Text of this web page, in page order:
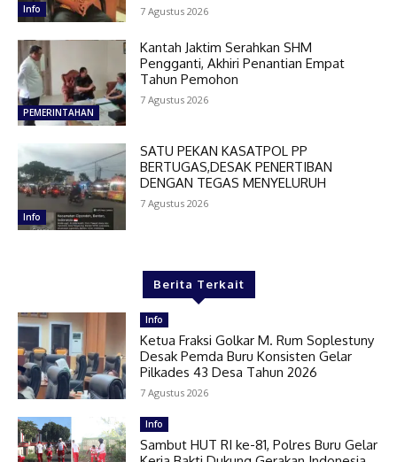
Info 7 Agustus 2026
PEMERINTAHAN
Kantah Jaktim Serahkan SHM
Pengganti, Akhiri Penantian Empat
Tahun Pemohon
7 Agustus 2026
Info
SATU PEKAN KASATPOL PP
BERTUGAS,DESAK PENERTIBAN
DENGAN TEGAS MENYELURUH
7 Agustus 2026
Berita Terkait
Info
Ketua Fraksi Golkar M. Rum Soplestuny
Desak Pemda Buru Konsisten Gelar
Pilkades 43 Desa Tahun 2026
7 Agustus 2026
Info
Sambut HUT RI ke-81, Polres Buru Gelar